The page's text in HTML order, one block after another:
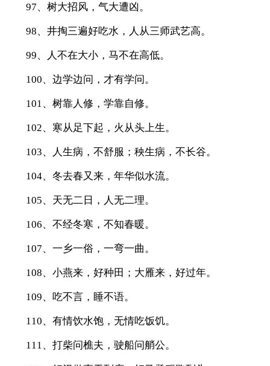
97、树大招风，气大遭凶。
98、井掏三遍好吃水，人从三师武艺高。
99、人不在大小，马不在高低。
100、边学边问，才有学问。
101、树靠人修，学靠自修。
102、寒从足下起，火从头上生。
103、人生病，不舒服；秧生病，不长谷。
104、冬去春又来，年华似水流。
105、天无二日，人无二理。
106、不经冬寒，不知春暖。
107、一乡一俗，一弯一曲。
108、小燕来，好种田；大雁来，好过年。
109、吃不言，睡不语。
110、有情饮水饱，无情吃饭饥。
111、打柴问樵夫，驶船问艄公。